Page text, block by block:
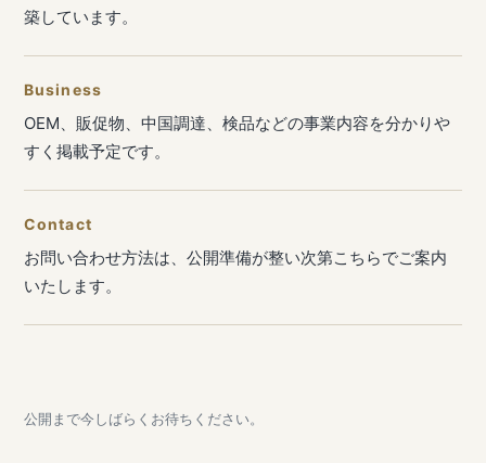
築しています。
Business
OEM、販促物、中国調達、検品などの事業内容を分かりや
すく掲載予定です。
Contact
お問い合わせ方法は、公開準備が整い次第こちらでご案内
いたします。
公開まで今しばらくお待ちください。